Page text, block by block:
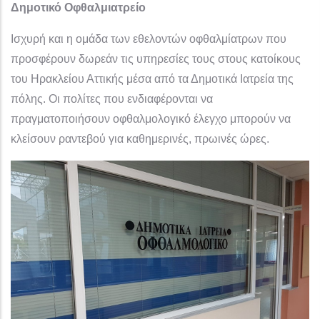
Δημοτικό Οφθαλμιατρείο
Ισχυρή και η ομάδα των εθελοντών οφθαλμίατρων που
προσφέρουν δωρεάν τις υπηρεσίες τους στους κατοίκους
του Ηρακλείου Αττικής μέσα από τα Δημοτικά Ιατρεία της
πόλης. Οι πολίτες που ενδιαφέρονται να
πραγματοποιήσουν οφθαλμολογικό έλεγχο μπορούν να
κλείσουν ραντεβού για καθημερινές, πρωινές ώρες.